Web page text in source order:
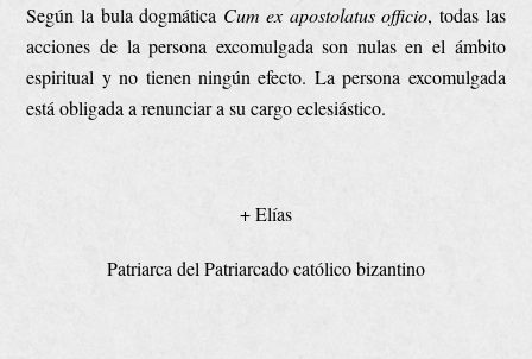
Según la bula dogmática Cum ex apostolatus officio, todas las
acciones de la persona excomulgada son nulas en el ámbito
espiritual y no tienen ningún efecto. La persona excomulgada
está obligada a renunciar a su cargo eclesiástico.
+ Elías
Patriarca del Patriarcado católico bizantino